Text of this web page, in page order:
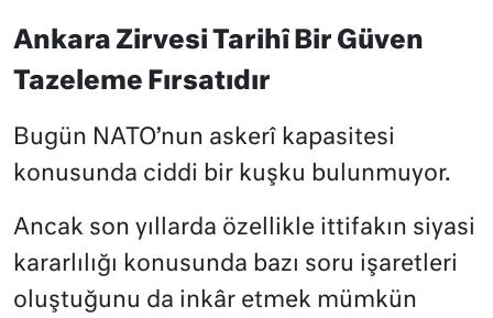
Ankara Zirvesi Tarihî Bir Güven
Tazeleme Fırsatıdır
Bugün NATO’nun askerî kapasitesi
konusunda ciddi bir kuşku bulunmuyor.
Ancak son yıllarda özellikle ittifakın siyasi
kararlılığı konusunda bazı soru işaretleri
oluştuğunu da inkâr etmek mümkün